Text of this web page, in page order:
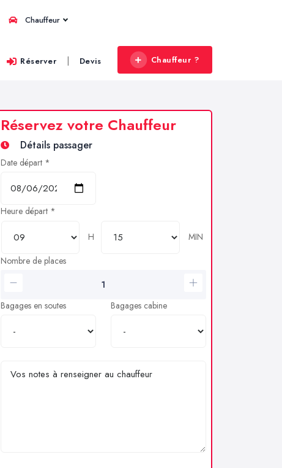
Chauffeur
Réserver | Devis Chauffeur ?
Réservez votre Chauffeur
Détails passager
Date départ *
Heure départ *
H
MIN
Nombre de places
Bagages en soutes Bagages cabine